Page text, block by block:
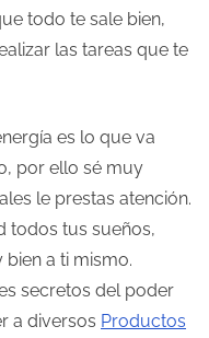
todo te sale bien,
las tareas que te
es lo que va
por ello sé muy
le prestas atención.
todos tus sueños,
a ti mismo.
secretos del poder
a diversos Productos